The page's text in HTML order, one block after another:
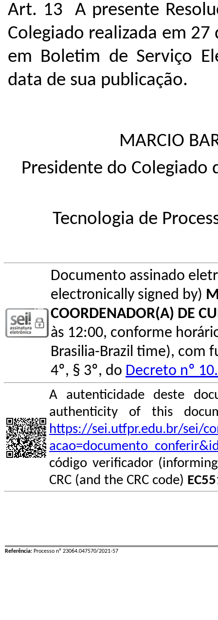
Art. 13 A presente
Colegiado realizada em
em Boletim de Serviço
data de sua publicação.
MARCIO
Presidente do Colegiado
Tecnologia de
Documento assinado
electronically signed by)
COORDENADOR(A) DE
às 12:00, conforme
Brasilia-Brazil time), com
4º, § 3º, do Decreto nº
A autenticidade deste
authenticity of this
https://sei.utfpr.edu.br/sei/
código verificador
CRC (and the CRC code)
Referência: Processo nº 23064.047570/2021-57